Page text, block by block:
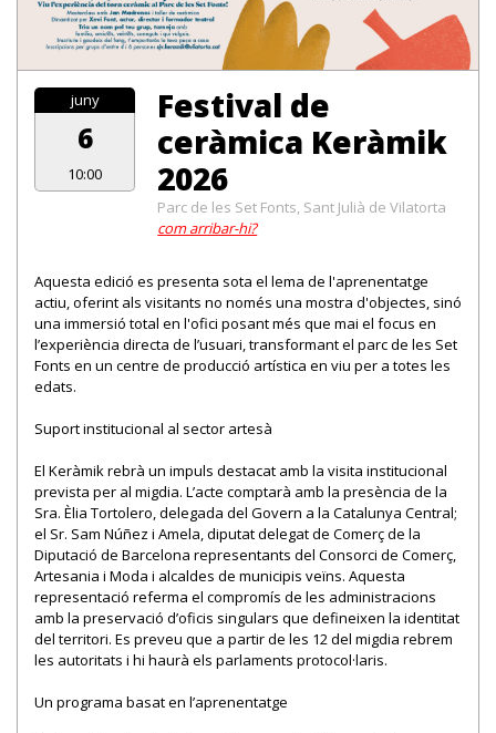
juny
6
10:00
Festival de
ceràmica Keràmik
2026
Parc de les Set Fonts, Sant Julià de Vilatorta
com arribar-hi?
Aquesta edició es presenta sota el lema de l'aprenentatge
actiu, oferint als visitants no només una mostra d'objectes, sinó
una immersió total en l'ofici posant més que mai el focus en
l’experiència directa de l’usuari, transformant el parc de les Set
Fonts en un centre de producció artística en viu per a totes les
edats.
Suport institucional al sector artesà
El Keràmik rebrà un impuls destacat amb la visita institucional
prevista per al migdia. L’acte comptarà amb la presència de la
Sra. Èlia Tortolero, delegada del Govern a la Catalunya Central;
el Sr. Sam Núñez i Amela, diputat delegat de Comerç de la
Diputació de Barcelona representants del Consorci de Comerç,
Artesania i Moda i alcaldes de municipis veïns. Aquesta
representació referma el compromís de les administracions
amb la preservació d’oficis singulars que defineixen la identitat
del territori. Es preveu que a partir de les 12 del migdia rebrem
les autoritats i hi haurà els parlaments protocol·laris.
Un programa basat en l’aprenentatge